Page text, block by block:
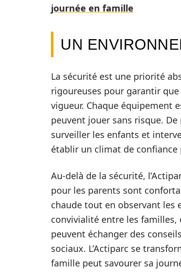
journée en famille
UN
La sécurité est une priorité
rigoureuses pour garantir
vigueur. Chaque équipement
peuvent jouer sans risque.
surveiller les enfants et
établir un climat de
Au-delà de la sécurité,
pour les parents sont
chaude tout en observant les
convivialité entre les
peuvent échanger des
sociaux. L’Actiparc se
famille peut savourer sa